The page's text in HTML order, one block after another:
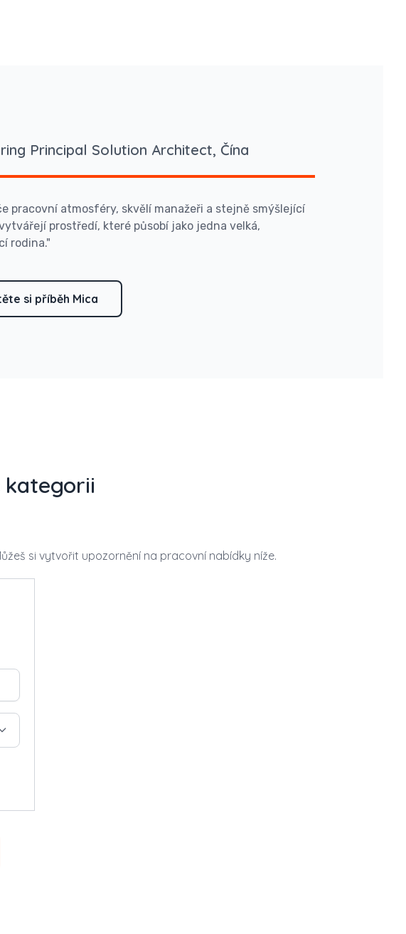
Principal Solution Architect, Čína
pracovní atmosféry, skvělí manažeři a stejně smýšlející
prostředí, které působí jako jedna velká,
rodina."
si příběh Mica
kategorii
si vytvořit upozornění na pracovní nabídky níže.